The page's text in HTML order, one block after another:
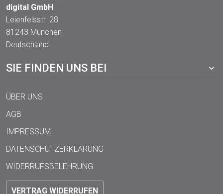
digital GmbH
Leienfelsstr. 28
81243 München
Deutschland
SIE FINDEN UNS BEI
ÜBER UNS
AGB
IMPRESSUM
DATENSCHUTZERKLÄRUNG
WIDERRUFSBELEHRUNG
VERTRAG WIDERRUFEN